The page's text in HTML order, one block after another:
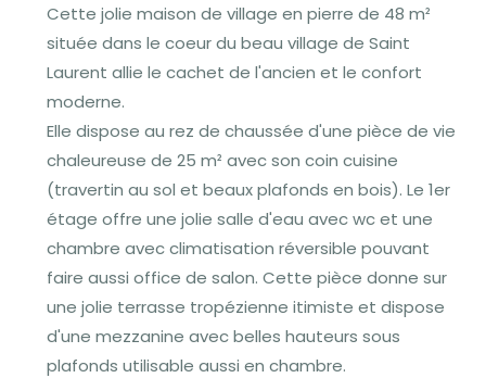
Cette jolie maison de village en pierre de 48 m²
située dans le coeur du beau village de Saint
Laurent allie le cachet de l'ancien et le confort
moderne.
Elle dispose au rez de chaussée d'une pièce de vie
chaleureuse de 25 m² avec son coin cuisine
(travertin au sol et beaux plafonds en bois). Le 1er
étage offre une jolie salle d'eau avec wc et une
chambre avec climatisation réversible pouvant
faire aussi office de salon. Cette pièce donne sur
une jolie terrasse tropézienne itimiste et dispose
d'une mezzanine avec belles hauteurs sous
plafonds utilisable aussi en chambre.